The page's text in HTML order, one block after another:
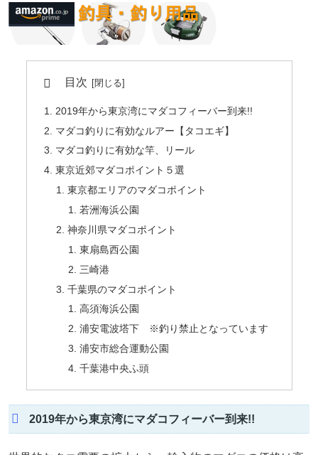
目次
2019年から東京湾にマダコフィーバー到来!!
マダコ釣りに有効なルアー【タコエギ】
マダコ釣りに有効な竿、リール
東京近郊マダコポイント５選
東京都エリアのマダコポイント
若洲海浜公園
神奈川県マダコポイント
東扇島西公園
三崎港
千葉県のマダコポイント
高須海浜公園
浦安電波塔下 ※釣り禁止となっています
浦安市総合運動公園
千葉港中央ふ頭
2019年から東京湾にマダコフィーバー到来!!